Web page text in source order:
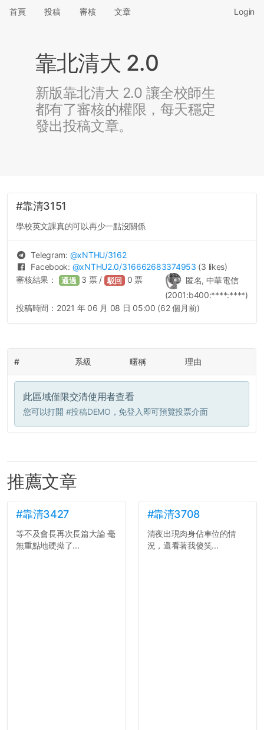
首頁 投稿 審核 文章 Login
靠北清大 2.0
新版靠北清大 2.0 讓全校師生
都有了審核的權限，每天穩定
發出投稿文章。
#靠清3151
學校英文課真的可以再少一點沒關係
Telegram: @xNTHU/3162
Facebook: @xNTHU2.0/316662683374953 (3 likes)
匿名, 中華電信
(2001:b400:****:****)
審核結果： 通過 3 票 / 駁回 0 票
投稿時間： 2021 年 06 月 08 日 05:00 (62 個月前)
# 系級 暱稱 理由
此區域僅限交清使用者查看
您可以打開 #投稿DEMO ，免登入即可預覽投票介面
推薦文章
#靠清3427
等不及會長再次長篇大論 毫
無重點地硬拗了...
#靠清3708
清夜出現肉身佔車位的情
況，還看著我傻笑...